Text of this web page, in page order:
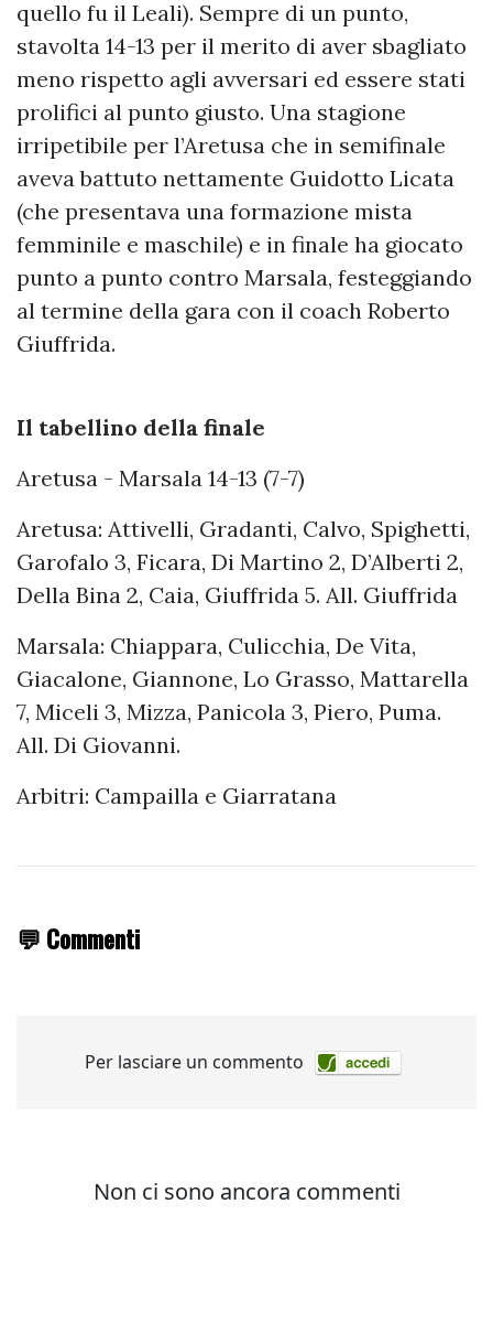
quello fu il Leali). Sempre di un punto,
stavolta 14-13 per il merito di aver sbagliato
meno rispetto agli avversari ed essere stati
prolifici al punto giusto. Una stagione
irripetibile per l’Aretusa che in semifinale
aveva battuto nettamente Guidotto Licata
(che presentava una formazione mista
femminile e maschile) e in finale ha giocato
punto a punto contro Marsala, festeggiando
al termine della gara con il coach Roberto
Giuffrida.
Il tabellino della finale
Aretusa - Marsala 14-13 (7-7)
Aretusa: Attivelli, Gradanti, Calvo, Spighetti,
Garofalo 3, Ficara, Di Martino 2, D’Alberti 2,
Della Bina 2, Caia, Giuffrida 5. All. Giuffrida
Marsala: Chiappara, Culicchia, De Vita,
Giacalone, Giannone, Lo Grasso, Mattarella
7, Miceli 3, Mizza, Panicola 3, Piero, Puma.
All. Di Giovanni.
Arbitri: Campailla e Giarratana
💬 Commenti